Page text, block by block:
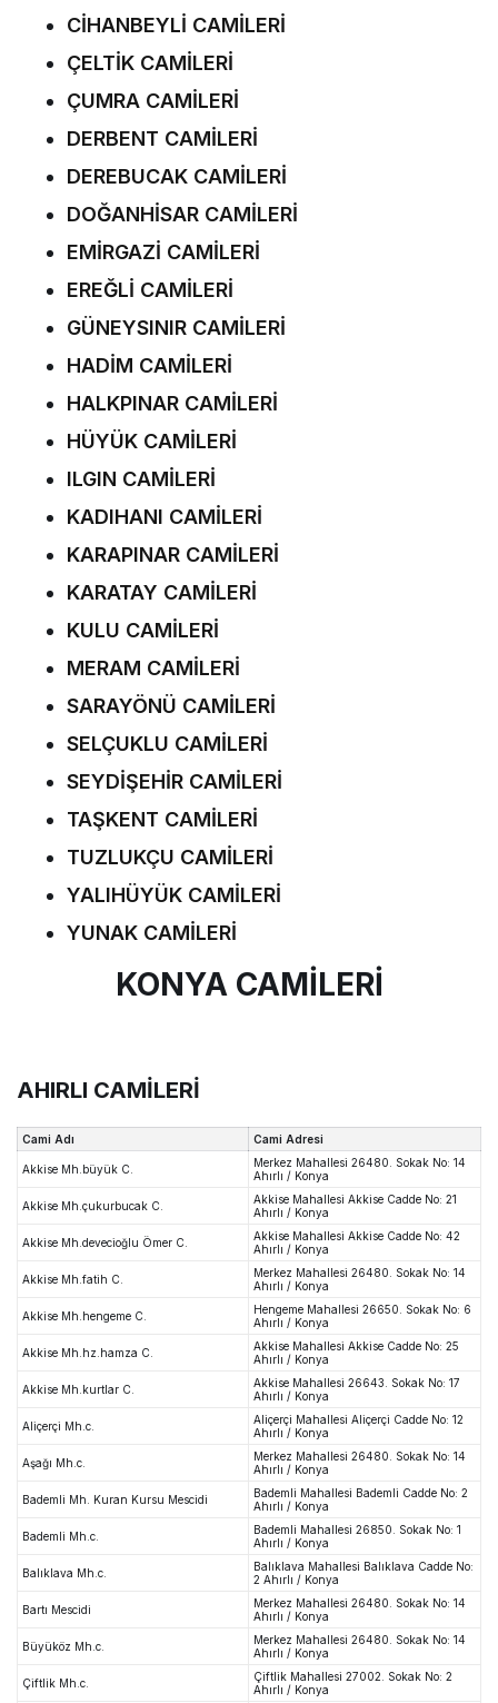
CİHANBEYLİ CAMİLERİ
ÇELTİK CAMİLERİ
ÇUMRA CAMİLERİ
DERBENT CAMİLERİ
DEREBUCAK CAMİLERİ
DOĞANHİSAR CAMİLERİ
EMİRGAZİ CAMİLERİ
EREĞLİ CAMİLERİ
GÜNEYSINIR CAMİLERİ
HADİM CAMİLERİ
HALKPINAR CAMİLERİ
HÜYÜK CAMİLERİ
ILGIN CAMİLERİ
KADIHANI CAMİLERİ
KARAPINAR CAMİLERİ
KARATAY CAMİLERİ
KULU CAMİLERİ
MERAM CAMİLERİ
SARAYÖNÜ CAMİLERİ
SELÇUKLU CAMİLERİ
SEYDİŞEHİR CAMİLERİ
TAŞKENT CAMİLERİ
TUZLUKÇU CAMİLERİ
YALIHÜYÜK CAMİLERİ
YUNAK CAMİLERİ
KONYA CAMİLERİ
AHIRLI CAMİLERİ
Cami Adı Cami Adresi
Akkise Mh.büyük C.
Merkez Mahallesi 26480. Sokak No: 14
Ahırlı / Konya
Akkise Mh.çukurbucak C.
Akkise Mahallesi Akkise Cadde No: 21
Ahırlı / Konya
Akkise Mh.devecioğlu Ömer C.
Akkise Mahallesi Akkise Cadde No: 42
Ahırlı / Konya
Akkise Mh.fatih C.
Merkez Mahallesi 26480. Sokak No: 14
Ahırlı / Konya
Akkise Mh.hengeme C.
Hengeme Mahallesi 26650. Sokak No: 6
Ahırlı / Konya
Akkise Mh.hz.hamza C.
Akkise Mahallesi Akkise Cadde No: 25
Ahırlı / Konya
Akkise Mh.kurtlar C.
Akkise Mahallesi 26643. Sokak No: 17
Ahırlı / Konya
Aliçerçi Mh.c.
Aliçerçi Mahallesi Aliçerçi Cadde No: 12
Ahırlı / Konya
Aşağı Mh.c.
Merkez Mahallesi 26480. Sokak No: 14
Ahırlı / Konya
Bademli Mh. Kuran Kursu Mescidi
Bademli Mahallesi Bademli Cadde No: 2
Ahırlı / Konya
Bademli Mh.c.
Bademli Mahallesi 26850. Sokak No: 1
Ahırlı / Konya
Balıklava Mh.c.
Balıklava Mahallesi Balıklava Cadde No:
2 Ahırlı / Konya
Bartı Mescidi
Merkez Mahallesi 26480. Sokak No: 14
Ahırlı / Konya
Büyüköz Mh.c.
Merkez Mahallesi 26480. Sokak No: 14
Ahırlı / Konya
Çiftlik Mh.c.
Çiftlik Mahallesi 27002. Sokak No: 2
Ahırlı / Konya